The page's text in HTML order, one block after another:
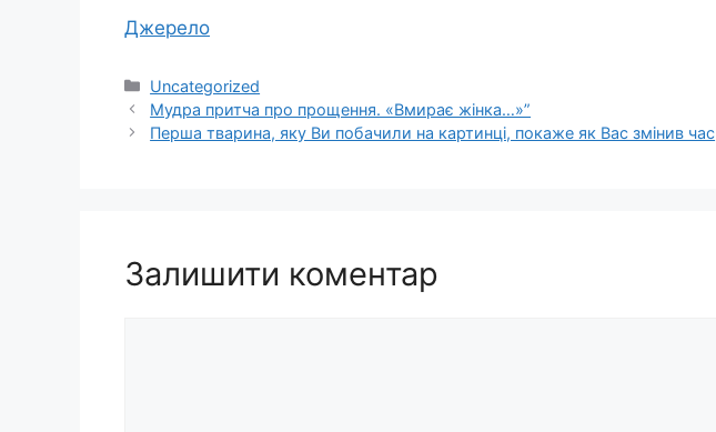
Джерело
Категорії
Uncategorized
Мудра притча про прощення. «Вмирає жінка…»”
Перша тварина, яку Ви побачили на картинці, покаже як Вас змінив час
Залишити коментар